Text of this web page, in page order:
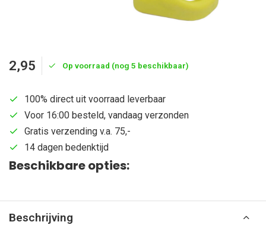
2,95 Op voorraad (nog 5 beschikbaar)
100% direct uit voorraad leverbaar
Voor 16:00 besteld, vandaag verzonden
Gratis verzending v.a. 75,-
14 dagen bedenktijd
Beschikbare opties:
Beschrijving